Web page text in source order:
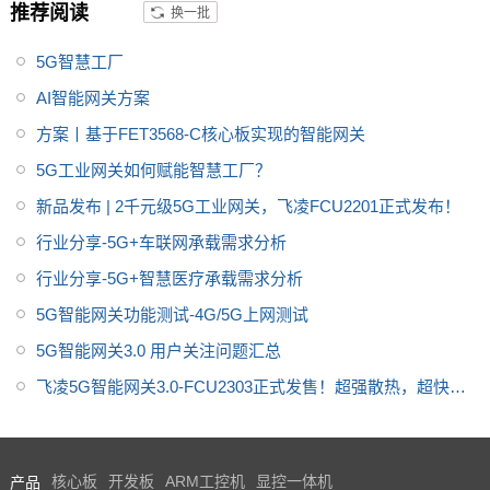
行
推荐阅读 换一批
5G智慧工厂
AI智能网关方案
方案丨基于FET3568-C核心板实现的智能网关
5G工业网关如何赋能智慧工厂？
新品发布 | 2千元级5G工业网关，飞凌FCU2201正式发布！
行业分享-5G+车联网承载需求分析
行业分享-5G+智慧医疗承载需求分析
5G智能网关功能测试-4G/5G上网测试
5G智能网关3.0 用户关注问题汇总
飞凌5G智能网关3.0-FCU2303正式发售！超强散热，超快升
产品 核心板 开发板 ARM工控机 显控一体机